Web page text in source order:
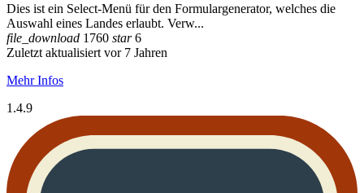
Dies ist ein Select-Menü für den Formulargenerator, welches die
Auswahl eines Landes erlaubt. Verw...
file_download 1760 star6
Zuletzt aktualisiert vor 7 Jahren
Mehr Infos
1.4.9